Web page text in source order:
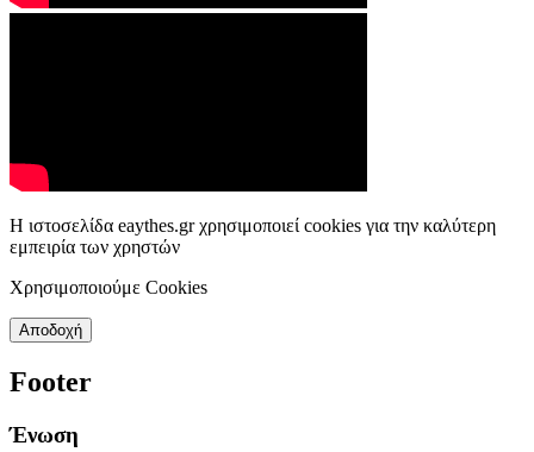
Η ιστοσελίδα eaythes.gr χρησιμοποιεί cookies για την καλύτερη
εμπειρία των χρηστών
Χρησιμοποιούμε Cookies
Αποδοχή
Footer
Ένωση